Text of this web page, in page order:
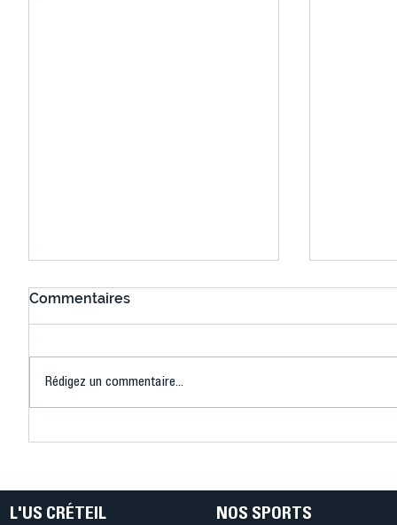
Ping ? Quand le tennis de
termine
Commentaires
Rédigez un commentaire...
L'US CRÉTEIL NOS SPORTS